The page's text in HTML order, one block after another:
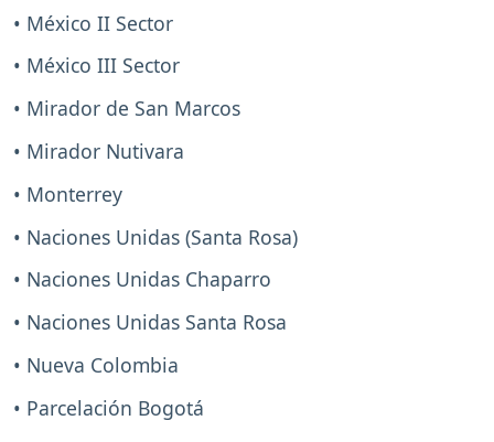
• México II Sector
• México III Sector
• Mirador de San Marcos
• Mirador Nutivara
• Monterrey
• Naciones Unidas (Santa Rosa)
• Naciones Unidas Chaparro
• Naciones Unidas Santa Rosa
• Nueva Colombia
• Parcelación Bogotá